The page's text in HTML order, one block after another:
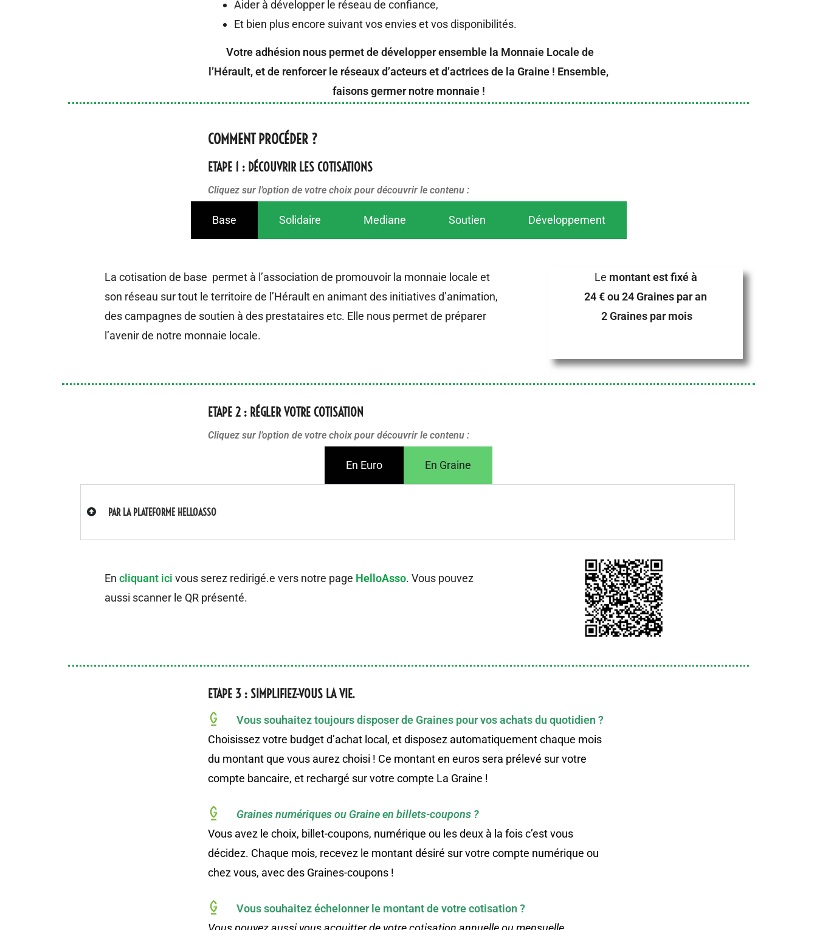
Aider à développer le réseau de confiance,
Et bien plus encore suivant vos envies et vos disponibilités.
Votre adhésion nous permet de développer ensemble la Monnaie Locale de
l’Hérault, et de renforcer le réseaux d’acteurs et d’actrices de la Graine ! Ensemble,
faisons germer notre monnaie !
COMMENT PROCÉDER ?
ETAPE 1 : DÉCOUVRIR LES COTISATIONS
Cliquez sur l’option de votre choix pour découvrir le contenu :
Base Solidaire Mediane Soutien Développement
La cotisation de base permet à l’association de promouvoir la monnaie locale et
son réseau sur tout le territoire de l’Hérault en animant des initiatives d’animation,
des campagnes de soutien à des prestataires etc. Elle nous permet de préparer
l’avenir de notre monnaie locale.
Le montant est fixé à
24 € ou 24 Graines par an
2 Graines par mois
ETAPE 2 : RÉGLER VOTRE COTISATION
Cliquez sur l’option de votre choix pour découvrir le contenu :
En Euro En Graine
PAR LA PLATEFORME HELLOASSO
En cliquant ici vous serez redirigé.e vers notre page HelloAsso. Vous pouvez
aussi scanner le QR présenté.
ETAPE 3 : SIMPLIFIEZ-VOUS LA VIE.
Vous souhaitez toujours disposer de Graines pour vos achats du quotidien ?
Choisissez votre budget d’achat local, et disposez automatiquement chaque mois
du montant que vous aurez choisi ! Ce montant en euros sera prélevé sur votre
compte bancaire, et rechargé sur votre compte La Graine !
Graines numériques ou Graine en billets-coupons ?
Vous avez le choix, billet-coupons, numérique ou les deux à la fois c’est vous
décidez. Chaque mois, recevez le montant désiré sur votre compte numérique ou
chez vous, avec des Graines-coupons !
Vous souhaitez échelonner le montant de votre cotisation ?